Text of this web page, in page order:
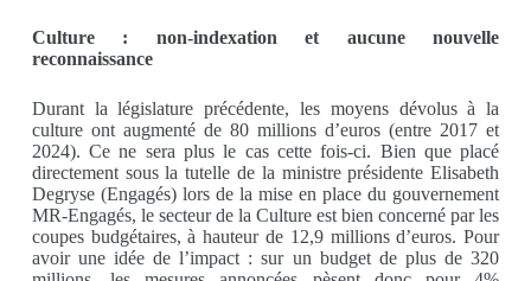
Culture : non-indexation et aucune nouvelle
reconnaissance
Durant la législature précédente, les moyens dévolus à la
culture ont augmenté de 80 millions d’euros (entre 2017 et
2024). Ce ne sera plus le cas cette fois-ci. Bien que placé
directement sous la tutelle de la ministre présidente Elisabeth
Degryse (Engagés) lors de la mise en place du gouvernement
MR-Engagés, le secteur de la Culture est bien concerné par les
coupes budgétaires, à hauteur de 12,9 millions d’euros. Pour
avoir une idée de l’impact : sur un budget de plus de 320